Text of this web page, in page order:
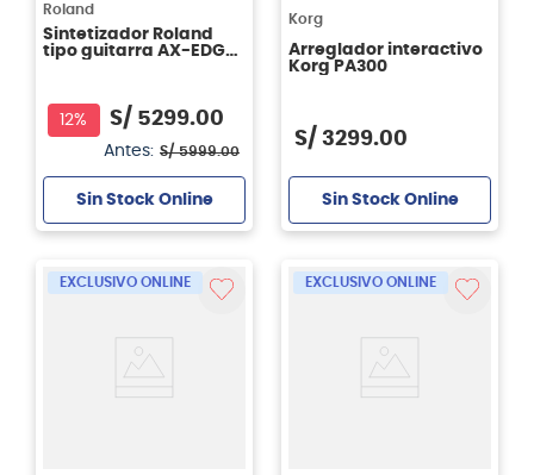
Roland
Sintetizador Roland
tipo guitarra AX-EDGE
12% S/ 5299.00
Antes: S/ 5999.00
Sin Stock Online
Korg
Arreglador interactivo
Korg PA300
S/ 3299.00
Sin Stock Online
EXCLUSIVO ONLINE EXCLUSIVO ONLINE